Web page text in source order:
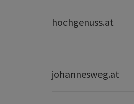
hochgenuss.at
johannesweg.at